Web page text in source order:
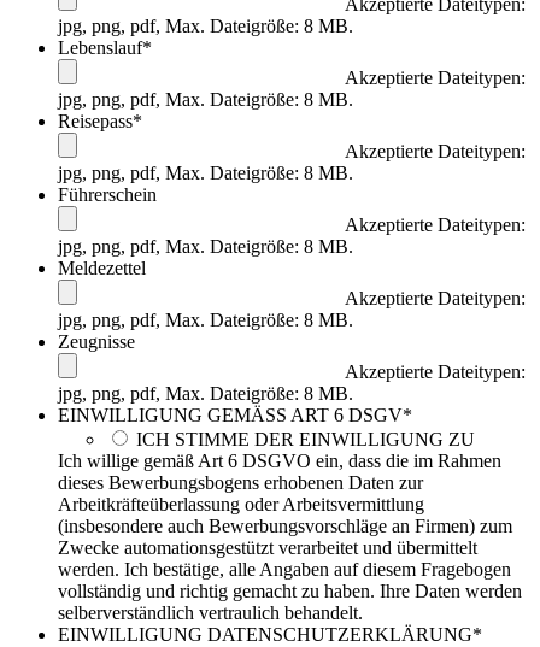
Akzeptierte Dateitypen:
jpg, png, pdf, Max. Dateigröße: 8 MB.
Lebenslauf*
Akzeptierte Dateitypen:
jpg, png, pdf, Max. Dateigröße: 8 MB.
Reisepass*
Akzeptierte Dateitypen:
jpg, png, pdf, Max. Dateigröße: 8 MB.
Führerschein
Akzeptierte Dateitypen:
jpg, png, pdf, Max. Dateigröße: 8 MB.
Meldezettel
Akzeptierte Dateitypen:
jpg, png, pdf, Max. Dateigröße: 8 MB.
Zeugnisse
Akzeptierte Dateitypen:
jpg, png, pdf, Max. Dateigröße: 8 MB.
EINWILLIGUNG GEMÄSS ART 6 DSGV*
ICH STIMME DER EINWILLIGUNG ZU
Ich willige gemäß Art 6 DSGVO ein, dass die im Rahmen
dieses Bewerbungsbogens erhobenen Daten zur
Arbeitkräfteüberlassung oder Arbeitsvermittlung
(insbesondere auch Bewerbungsvorschläge an Firmen) zum
Zwecke automationsgestützt verarbeitet und übermittelt
werden. Ich bestätige, alle Angaben auf diesem Fragebogen
vollständig und richtig gemacht zu haben. Ihre Daten werden
selberverständlich vertraulich behandelt.
EINWILLIGUNG DATENSCHUTZERKLÄRUNG*